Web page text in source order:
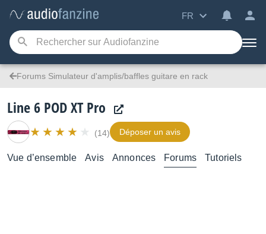
FR
Forums Simulateur d'amplis/baffles guitare en rack
Line 6 POD XT Pro
(14) Déposer un avis
Vue d’ensemble Avis Annonces Forums Tutoriels